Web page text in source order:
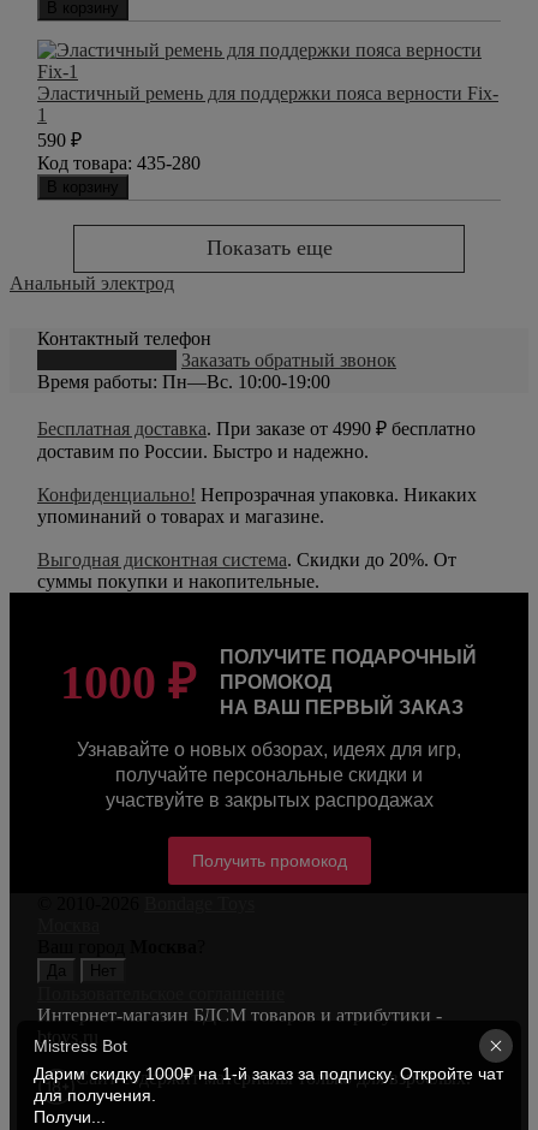
В корзину
Эластичный ремень для поддержки пояса верности Fix-
1
590 ₽
Код товара: 435-280
В корзину
Показать еще
Анальный электрод
Контактный телефон
Заказать обратный звонок
Время работы: Пн—Вс. 10:00-19:00
Бесплатная доставка. При заказе от 4990 ₽ бесплатно
доставим по России. Быстро и надежно.
Конфиденциально! Непрозрачная упаковка. Никаких
упоминаний о товарах и магазине.
Выгодная дисконтная система. Скидки до 20%. От
суммы покупки и накопительные.
1000 ₽
ПОЛУЧИТЕ ПОДАРОЧНЫЙ
ПРОМОКОД
НА ВАШ ПЕРВЫЙ ЗАКАЗ
Узнавайте о новых обзорах, идеях для игр,
получайте персональные скидки и
участвуйте в закрытых распродажах
Получить промокод
Интернет-магазин БДСМ товаров и атрибутики -
btoys.ru
Сайт содержит материалы только для взрослых.
Mistress Bot
Дарим скидку 1000₽ на 1-й заказ за подписку. Откройте чат
для получения.
Получи...